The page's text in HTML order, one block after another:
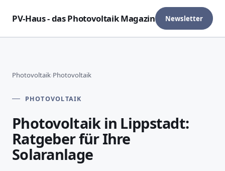
PV-Haus - das Photovoltaik Magazin Newsletter
Photovoltaik›Photovoltaik
PHOTOVOLTAIK
Photovoltaik in Lippstadt:
Ratgeber für Ihre
Solaranlage